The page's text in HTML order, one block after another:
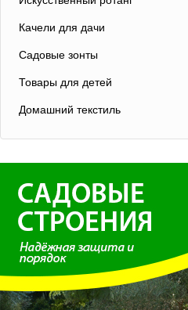
Качели для дачи
Садовые зонты
Товары для детей
Домашний текстиль